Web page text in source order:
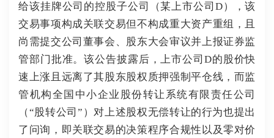
给该挂牌公司的控股子公司（某上市公司D），该
交易事项构成关联交易但不构成重大资产重组，且
尚需提交公司董事会、股东大会审议并上报证券监
管部门批准。该公告披露后，上市公司D的股价快
速上涨且远离了其股东股权质押强制平仓线，而监
管机构全国中小企业股份转让系统有限责任公司
（“股转公司”）对上述股权无偿转让的行为也提出
了问询，即关联交易的决策程序合规性以及零对价